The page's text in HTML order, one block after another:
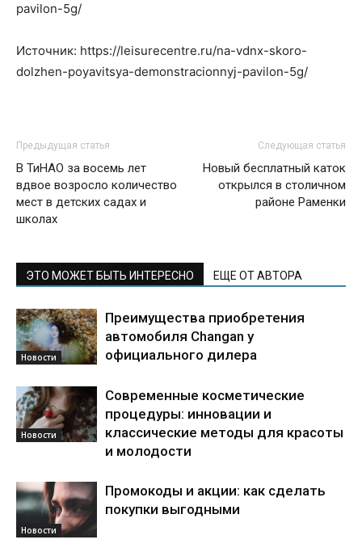
pavilon-5g/
Источник: https://leisurecentre.ru/na-vdnx-skoro-
dolzhen-poyavitsya-demonstracionnyj-pavilon-5g/
Предыдущая статья
В ТиНАО за восемь лет
вдвое возросло количество
мест в детских садах и
школах
Следующая статья
Новый бесплатный каток
открылся в столичном
районе Раменки
ЭТО МОЖЕТ БЫТЬ ИНТЕРЕСНО ЕЩЕ ОТ АВТОРА
Новости
Преимущества приобретения
автомобиля Changan у
официального дилера
Новости
Современные косметические
процедуры: инновации и
классические методы для красоты
и молодости
Новости
Промокоды и акции: как сделать
покупки выгодными